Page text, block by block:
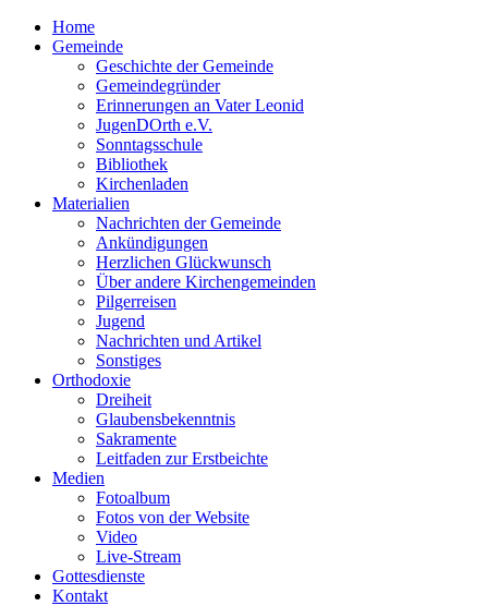
Home
Gemeinde
Geschichte der Gemeinde
Gemeindegründer
Erinnerungen an Vater Leonid
JugenDOrth e.V.
Sonntagsschule
Bibliothek
Kirchenladen
Materialien
Nachrichten der Gemeinde
Ankündigungen
Herzlichen Glückwunsch
Über andere Kirchengemeinden
Pilgerreisen
Jugend
Nachrichten und Artikel
Sonstiges
Orthodoxie
Dreiheit
Glaubensbekenntnis
Sakramente
Leitfaden zur Erstbeichte
Medien
Fotoalbum
Fotos von der Website
Video
Live-Stream
Gottesdienste
Kontakt